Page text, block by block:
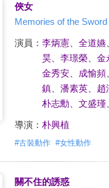
俠女
Memories of the Sword
演員： 李炳憲、 全道嬿
昊、 李璟榮、 金
金秀安、 成愉頻
鎮、 潘素英、 趙
朴志勳
文盛瑾
導演： 朴興植
#古裝動作 #女性動作
關不住的誘惑